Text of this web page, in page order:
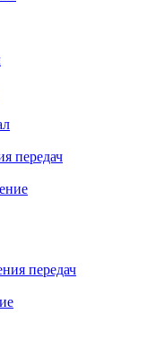
передач
передач